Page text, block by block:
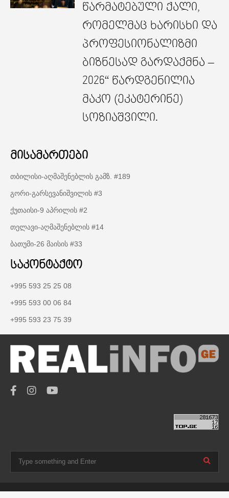
წარმატებული ქალი,
რომელმაც ხარისხი და
პროფესიონალიზმი
ბიზნესად გარდაქმნა –
2026“ წარდგენილია
მაკო (ეკატერინე)
სოზიაშვილი.
მისამართები
თბილისი-აღმაშენებლის გამზ. #189
გორი-გარსევანიშვილის #3
ქუთაისი-9 აპრილის #2
თელავი-აღმაშენებლის #14
ბათუმი-26 მაისის #33
საკონტაქტო
+995 593 25 25 08
+995 593 00 06 84
+995 593 23 75 39